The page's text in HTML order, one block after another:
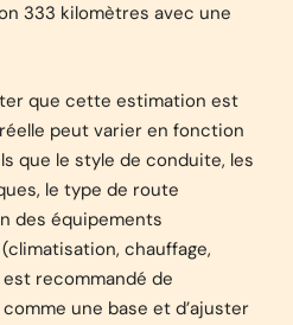
333 kilomètres avec une
que cette estimation est
peut varier en fonction
que le style de conduite, les
le type de route
des équipements
chauffage,
recommandé de
une base et d’ajuster